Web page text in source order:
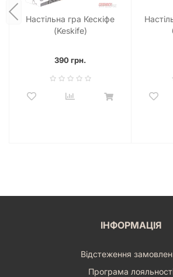
Настільна гра Кескіфе
(Keskife)
390 грн.
ІНФОРМАЦІЯ
Відстеження
Програма